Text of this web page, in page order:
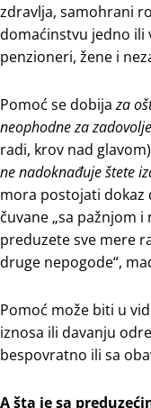
zdravlja, samohrani
domaćinstvu jedno ili
penzioneri, žene i
Pomoć se dobijaza
neophodne za
radi, krov nad
ne nadoknađuje štete
mora postojati dokaz
čuvane „sa pažnjom
preduzete sve mere
druge nepogode“,
Pomoć može biti u
iznosa ili davanju
bespovratno ili sa
A šta je sa